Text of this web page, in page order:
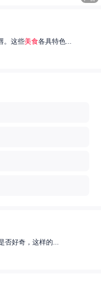
。这些美食各具特色...
好奇，这样的...